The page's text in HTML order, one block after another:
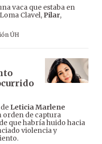
vaca que estaba en
Clavel, Pilar,
ÚH
de Leticia Marlene
orden de captura
que habría huido hacia
violencia y